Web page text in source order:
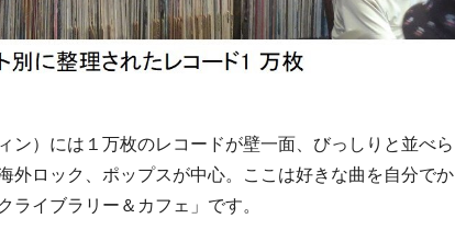
ン）には１万枚のレコードが壁一面、びっしりと並べら
外ロック、ポップスが中心。ここは好きな曲を自分でか
ライブラリー＆カフェ」です。